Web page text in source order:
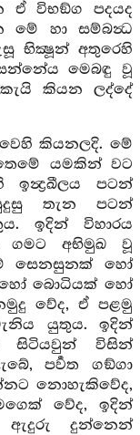
ඒ විභඞ්ග පදයද
මේ හා සම්බන්‍ධ
භික්‍ෂූන් අතුරෙහි
මෙබඳු වූ
කියන ලද්දේ
කියනලදි. මේ
යමකින් වට
පටන්
තැන පටන්
ඉදින් විහාරය
ගමට අභිමුඛ වූ
සෙනසුනක් හෝ
හෝ බොධියක් හෝ
වේද, ඒ පළමු
යුතුය. ඉදින්
සිටියවුන් විසින්
පර්‍වත ගඞ්ගා
නොහැකිවේද,
වේද, ඉදින්
දුන්නෙන්